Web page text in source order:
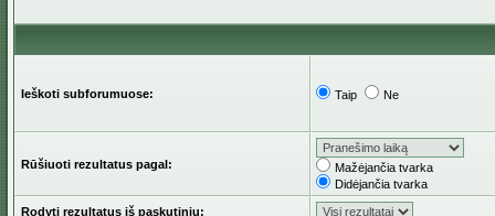
Ieškoti subforumuose: Taip Ne
Rūšiuoti rezultatus pagal:
Mažėjančia tvarka
Didėjančia tvarka
Rodyti rezultatus iš paskutinių: